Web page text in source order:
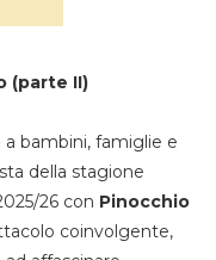
(parte II)
bambini, famiglie e
della stagione
26 con Pinocchio
coinvolgente,